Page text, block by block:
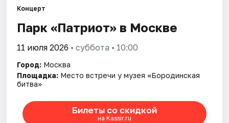
Города
Площадки
Артисты
Концерт
Парк «Патриот» в Москве
11 июля 2026 • суббота • 10:00
Город: Москва
Площадка: Место встречи у музея «Бородинская
битва»
Билеты со скидкой
на Kassir.ru